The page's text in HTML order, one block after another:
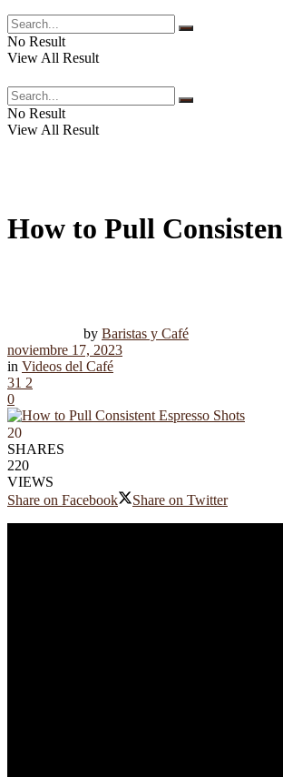
No Result
View All Result
No Result
View All Result
How to Pull
by Baristas y Café
noviembre 17, 2023
in Videos del Café
31 2
0
20
SHARES
220
VIEWS
Share on Facebook
Share on Twitter